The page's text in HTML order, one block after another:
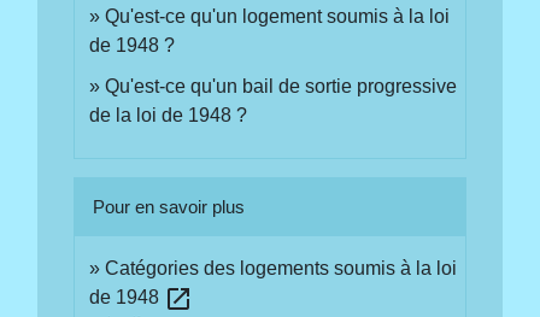
Qu'est-ce qu'un logement soumis à la loi
de 1948 ?
Qu'est-ce qu'un bail de sortie progressive
de la loi de 1948 ?
Pour en savoir plus
Catégories des logements soumis à la loi
de 1948 open_in_new